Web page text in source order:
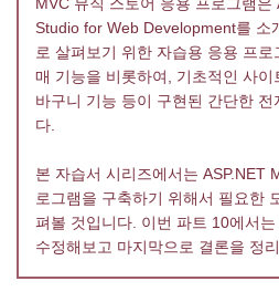
MVC 뮤직 스토어 응용 프로그램은
Studio for Web Development를 소
로 살펴보기 위한 자습용 응용 프
매 기능을 비롯하여, 기초적인 사
바구니 기능 등이 구현된 간단한 전
다.
본 자습서 시리즈에서는 ASP.NET
로그램을 구축하기 위해서 필요한
펴볼 것입니다. 이번 파트 10에서
수정해보고 마지막으로 결론을 정